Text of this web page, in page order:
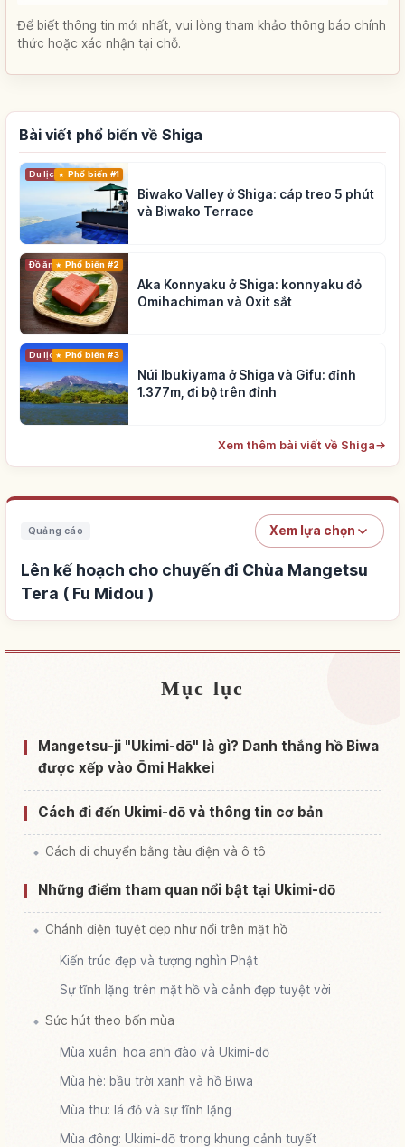
Để biết thông tin mới nhất, vui lòng tham khảo thông báo chính
thức hoặc xác nhận tại chỗ.
Bài viết phổ biến về Shiga
Du lịch Phổ biến #1
Biwako Valley ở Shiga: cáp treo 5 phút
và Biwako Terrace
Đồ ăn Phổ biến #2
Aka Konnyaku ở Shiga: konnyaku đỏ
Omihachiman và Oxit sắt
Du lịch Phổ biến #3
Núi Ibukiyama ở Shiga và Gifu: đỉnh
1.377m, đi bộ trên đỉnh
Xem thêm bài viết về Shiga→
Quảng cáo Xem lựa chọn
Lên kế hoạch cho chuyến đi Chùa Mangetsu
Tera ( Fu Midou )
Tìm chỗ ở gần Chùa Mangetsu Tera ( Fu Midou )
Tìm trải nghiệm tại Chùa Mangetsu Tera ( Fu
Midou )
↗
Mục lục
Mangetsu-ji "Ukimi-dō" là gì? Danh thắng hồ Biwa
được xếp vào Ōmi Hakkei
Cách đi đến Ukimi-dō và thông tin cơ bản
Cách di chuyển bằng tàu điện và ô tô
Những điểm tham quan nổi bật tại Ukimi-dō
Chánh điện tuyệt đẹp như nổi trên mặt hồ
Kiến trúc đẹp và tượng nghìn Phật
Sự tĩnh lặng trên mặt hồ và cảnh đẹp tuyệt vời
Sức hút theo bốn mùa
Mùa xuân: hoa anh đào và Ukimi-dō
Mùa hè: bầu trời xanh và hồ Biwa
Mùa thu: lá đỏ và sự tĩnh lặng
Mùa đông: Ukimi-dō trong khung cảnh tuyết